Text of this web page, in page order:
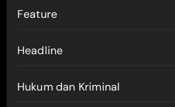
Feature
Headline
Hukum dan Kriminal